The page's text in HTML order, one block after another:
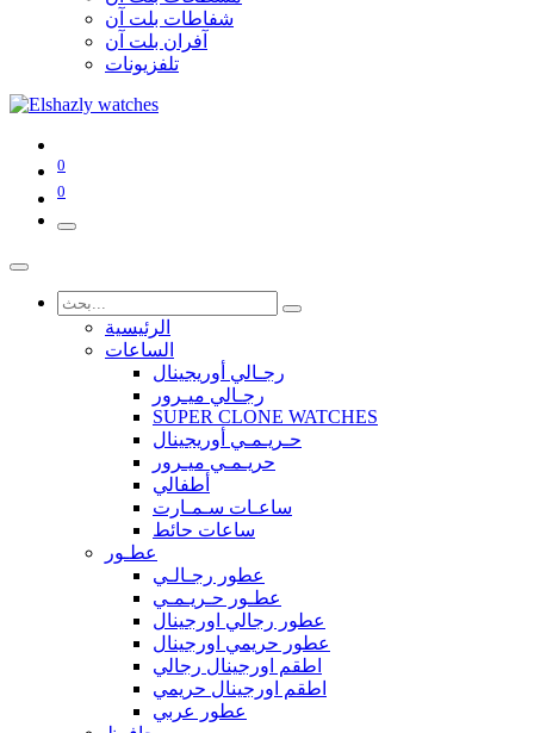
شفاطات بلت آن
آفران بلت آن
تلفزيونات
0
0
الرئيسية
الساعات
رجـالي أوريجينال
رجـالي ميـرور
SUPER CLONE WATCHES
حـريـمـي أوريجينال
حريـمـي ميـرور
أطفالي
ساعـات سـمـارت
ساعات حائط
عطـور
عطور رجـالـي
عطـور حـريـمـي
عطور رجالي اورجينال
عطور حريمي اورجينال
اطقم اورجينال رجالي
اطقم اورجينال حريمي
عطور عربي